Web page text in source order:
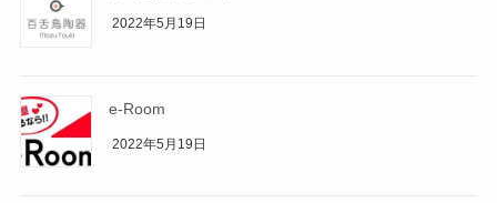
2022年5月19日
e-Room
2022年5月19日